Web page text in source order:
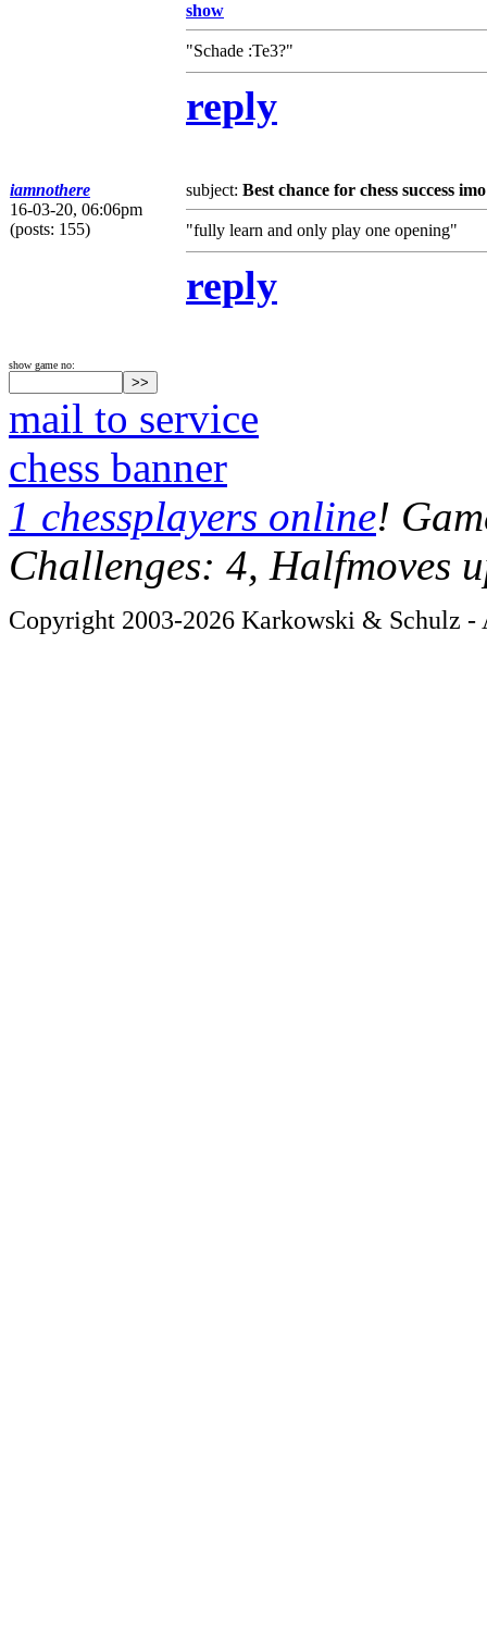
show
"Schade :Te3?"
reply
iamnothere
16-03-20, 06:06pm
(posts: 155)
subject: Best chance for chess success
"fully learn and only play one opening"
reply
show game no:
mail to service
chess banner
1 chessplayers online!
Challenges: 4, Halfmoves
Copyright 2003-2026 Karkowski & Schulz